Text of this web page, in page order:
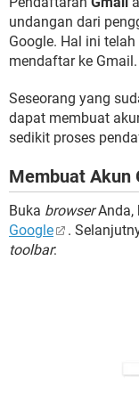
undangan dari
Google. Hal ini
mendaftar ke Gmail.
Seseorang yang
dapat membuat
sedikit proses
Membuat Akun
Buka browserAnda,
Google
.
toolbar: